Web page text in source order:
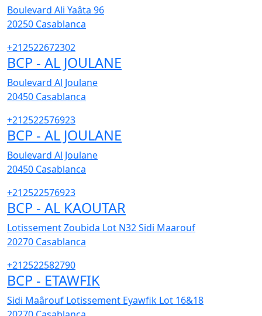
Boulevard Ali Yaâta 96
20250 Casablanca
+212522672302
BCP - AL JOULANE
Boulevard Al Joulane
20450 Casablanca
+212522576923
BCP - AL JOULANE
Boulevard Al Joulane
20450 Casablanca
+212522576923
BCP - AL KAOUTAR
Lotissement Zoubida Lot N32 Sidi Maarouf
20270 Casablanca
+212522582790
BCP - ETAWFIK
Sidi Maârouf Lotissement Eyawfik Lot 16&18